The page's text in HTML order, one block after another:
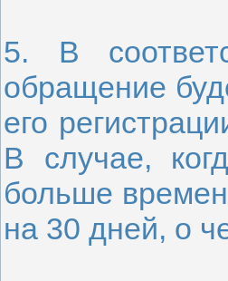
5. В
обращение
его
В случае,
больше
на 30 дней, о